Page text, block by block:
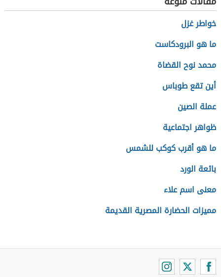
خواطر غزل
ما هو البرودكاست
محمد نوح القضاة
أين تقع طوباس
عملة الصين
ظواهر اجتماعية
ما هو أقرب كوكب للشمس
بائعة الورد
معنى اسم علاء
مميزات الحضارة المصرية القديمة